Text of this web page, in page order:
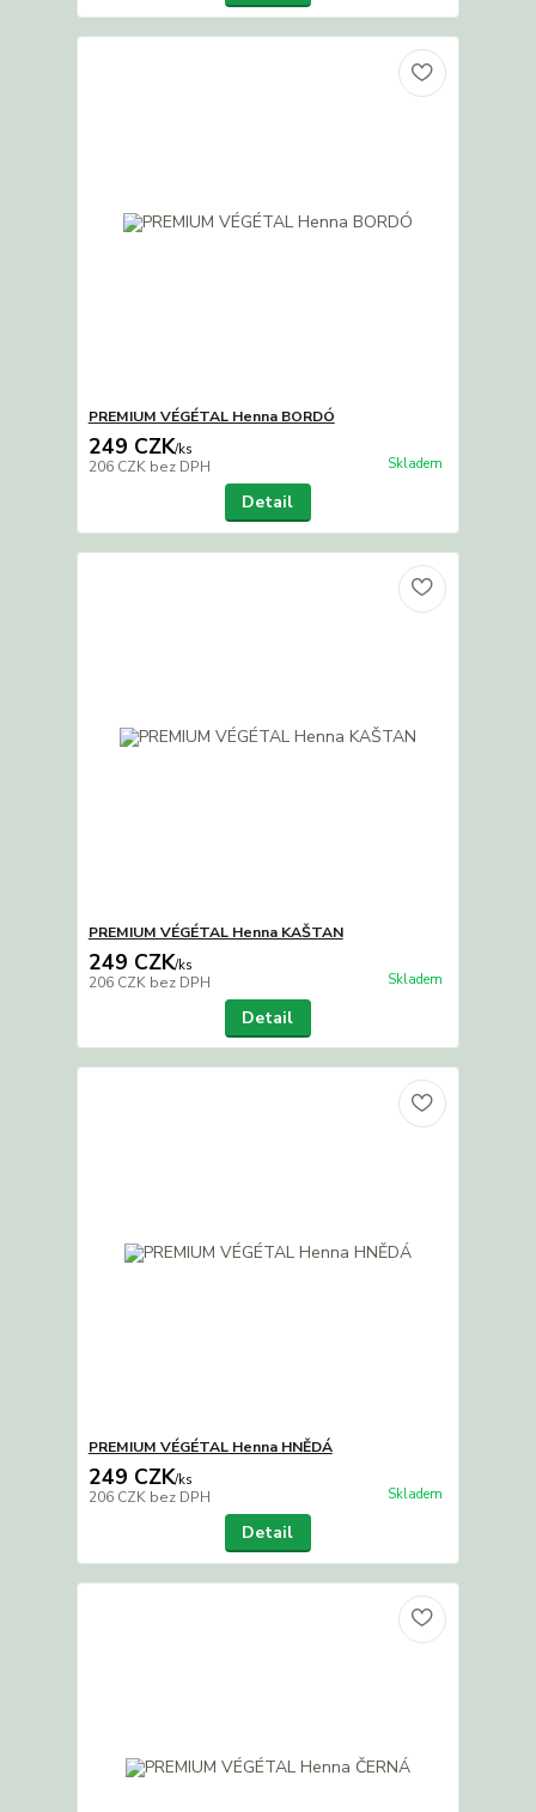
PREMIUM VÉGÉTAL Henna BORDÓ
249 CZK/ks
206 CZK bez DPH Skladem
Detail
PREMIUM VÉGÉTAL Henna KAŠTAN
249 CZK/ks
206 CZK bez DPH Skladem
Detail
PREMIUM VÉGÉTAL Henna HNĚDÁ
249 CZK/ks
206 CZK bez DPH Skladem
Detail